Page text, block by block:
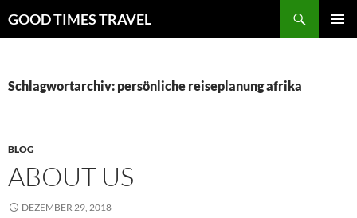
Inhalt
GOOD TIMES TRAVEL
Schlagwortarchiv: persönliche reiseplanung afrika
BLOG
ABOUT US
DEZEMBER 29, 2018